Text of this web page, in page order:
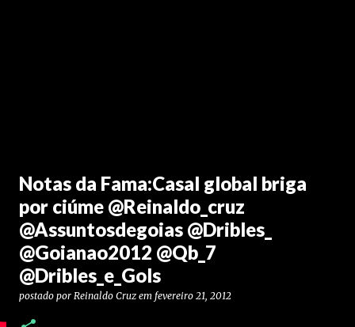
Notas da Fama:Casal global briga
por ciúme @Reinaldo_cruz
@Assuntosdegoias @Dribles_
@Goianao2012 @Qb_7
@Dribles_e_Gols
postado por Reinaldo Cruz em fevereiro 21, 2012